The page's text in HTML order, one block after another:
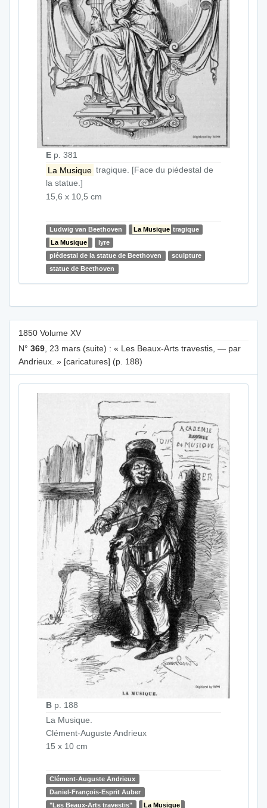
E p. 381
La Musique tragique. [Face du piédestal de
la statue.]
15,6 x 10,5 cm
Ludwig van Beethoven La Musique tragique
La Musique
lyre
piédestal de la statue de Beethoven
sculpture
statue de Beethoven
1850 Volume XV
N° 369 , 23 mars (suite) : « Les Beaux-Arts travestis, — par
Andrieux. » [caricatures] (p. 188)
B p. 188
La Musique.
Clément-Auguste Andrieux
15 x 10 cm
Clément-Auguste Andrieux
Daniel-François-Esprit Auber
"Les Beaux-Arts travestis"
La Musique